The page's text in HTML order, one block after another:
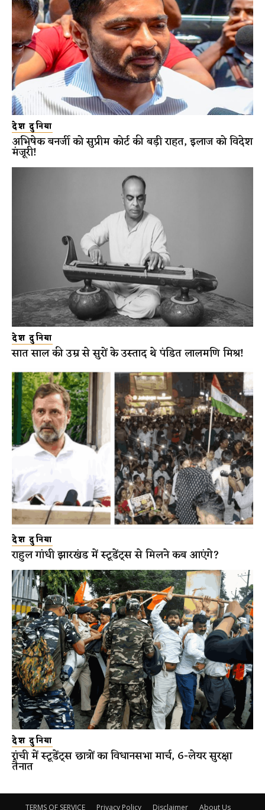
देश दुनिया
अभिषेक बनर्जी को सुप्रीम कोर्ट की बड़ी राहत, इलाज को विदेश
मंजूरी!
देश दुनिया
सात साल की उम्र से सुरों के उस्ताद थे पंडित लालमणि मिश्र!
देश दुनिया
राहुल गांधी झारखंड में स्टूडेंट्स से मिलने कब आएंगे?
देश दुनिया
रांची में स्टूडेंट्स छात्रों का विधानसभा मार्च, 6-लेयर सुरक्षा
तैनात
TERMS OF SERVICE Privacy Policy Disclaimer About Us